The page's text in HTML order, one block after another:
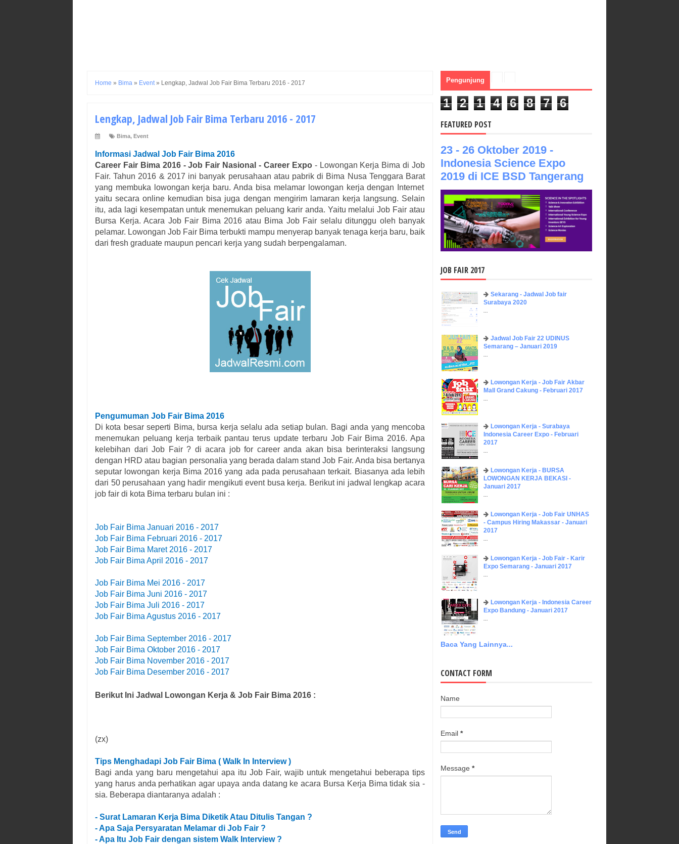
Home » Bima » Event » Lengkap, Jadwal Job Fair Bima Terbaru 2016 - 2017
Lengkap, Jadwal Job Fair Bima Terbaru 2016 - 2017
Bima, Event
Informasi Jadwal Job Fair Bima 2016
Career Fair Bima2016 - Job Fair Nasional - Career Expo- Lowongan Kerja Bima di Job
Fair. Tahun 2016 & 2017 ini banyak perusahaan atau pabrik di Bima Nusa Tenggara Barat
yang membuka lowongan kerja baru. Anda bisa melamar lowongan kerja dengan Internet
yaitu secara online kemudian bisa juga dengan mengirim lamaran kerja langsung. Selain
itu, ada lagi kesempatan untuk menemukan peluang karir anda. Yaitu melalui Job Fair atau
Bursa Kerja. Acara Job Fair Bima 2016 atau Bima Job Fair selalu ditunggu oleh banyak
pelamar. Lowongan Job Fair Bima terbukti mampu menyerap banyak tenaga kerja baru, baik
dari fresh graduate maupun pencari kerja yang sudah berpengalaman.
Pengumuman Job Fair Bima 2016
Di kota besar seperti Bima, bursa kerja selalu ada setiap bulan. Bagi anda yang mencoba
menemukan peluang kerja terbaik pantau terus update terbaru Job Fair Bima 2016. Apa
kelebihan dari Job Fair ? di acara job for career anda akan bisa berinteraksi langsung
dengan HRD atau bagian personalia yang berada dalam stand Job Fair. Anda bisa bertanya
seputar lowongan kerja Bima 2016 yang ada pada perusahaan terkait. Biasanya ada lebih
dari 50 perusahaan yang hadir mengikuti event busa kerja. Berikut ini jadwal lengkap acara
job fair di kota Bima terbaru bulan ini :
Job Fair Bima Januari 2016 - 2017
Job Fair Bima Februari 2016 - 2017
Job Fair Bima Maret 2016 - 2017
Job Fair Bima April 2016 - 2017
Job Fair Bima Mei 2016 - 2017
Job Fair Bima Juni 2016 - 2017
Job Fair Bima Juli 2016 - 2017
Job Fair Bima Agustus 2016 - 2017
Job Fair Bima September 2016 - 2017
Job Fair Bima Oktober 2016 - 2017
Job Fair Bima November 2016 - 2017
Job Fair Bima Desember 2016 - 2017
Berikut Ini Jadwal Lowongan Kerja & Job Fair Bima 2016 :
(zx)
Tips Menghadapi Job Fair Bima ( Walk In Interview )
Bagi anda yang baru mengetahui apa itu Job Fair, wajib untuk mengetahui beberapa tips
yang harus anda perhatikan agar upaya anda datang ke acara Bursa Kerja Bima tidak sia -
sia. Beberapa diantaranya adalah :
- Surat Lamaran Kerja Bima Diketik Atau Ditulis Tangan ?
- Apa Saja Persyaratan Melamar di Job Fair ?
- Apa Itu Job Fair dengan sistem Walk Interview ?
Pengunjung
1 2 1 4 6 8 7 6
FEATURED POST
23 - 26 Oktober 2019 -
Indonesia Science Expo
2019 di ICE BSD Tangerang
JOB FAIR 2017
Sekarang - Jadwal Job fair
Surabaya 2020
...
Jadwal Job Fair 22 UDINUS
Semarang – Januari 2019
...
Lowongan Kerja - Job Fair ​Akbar ​
Mall Grand Cakung - Februari 2017
...
Lowongan Kerja - Surabaya
Indonesia Career Expo - Februari
2017
...
Lowongan Kerja - BURSA
LOWONGAN KERJA BEKASI -
Januari 2017
...
Lowongan Kerja - Job Fair UNHAS
- Campus Hiring Makassar - Januari
2017
...
Lowongan Kerja - Job Fair - Karir
Expo Semarang - Januari 2017
...
Lowongan Kerja - Indonesia Career
Expo Bandung - Januari 2017
...
Baca Yang Lainnya...
CONTACT FORM
Name
Email *
Message *